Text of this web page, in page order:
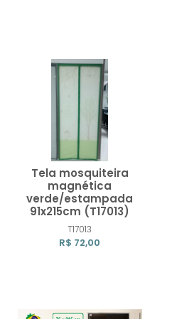
Tela mosquiteira
magnética
verde/estampada
91x215cm (T17013)
T17013
R$ 72,00
Comprar